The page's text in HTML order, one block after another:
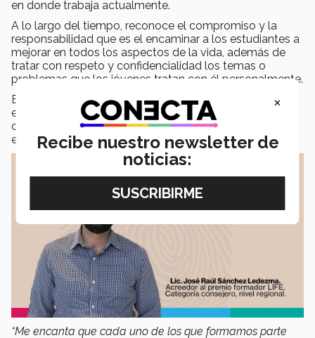
en donde trabaja actualmente.
A lo largo del tiempo, reconoce el compromiso y la
responsabilidad que es el encaminar a los estudiantes a
mejorar en todos los aspectos de la vida, además de
tratar con respeto y confidencialidad los temas o
problemas que los jóvenes tratan con él personalmente.
El objetivo principal de su trabajo es buscar que los
estudiantes tengan motivos para ser felices y que en
cada una de las actividades que realizan, encuentren un
equilibrio y con ello tengan un bienestar integral.
“Me encanta que cada uno de los que formamos parte
×
Recibe nuestro newsletter de
noticias: